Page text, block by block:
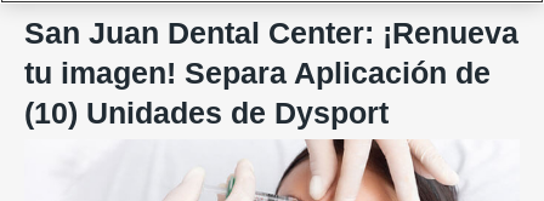
San Juan Dental Center: ¡Renueva
tu imagen! Separa Aplicación de
(10) Unidades de Dysport